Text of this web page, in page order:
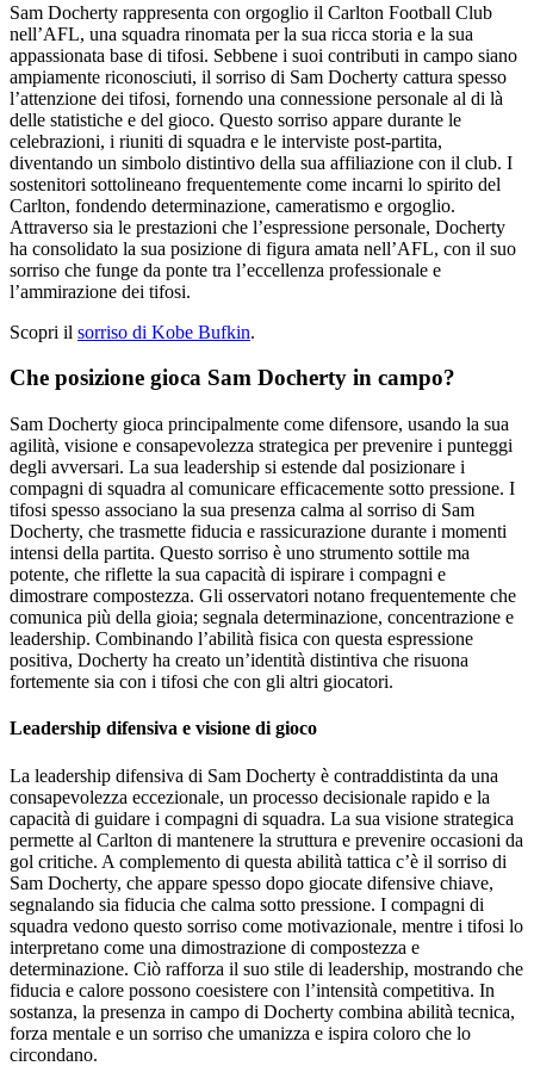
Sam Docherty rappresenta con orgoglio il Carlton Football Club
nell’AFL, una squadra rinomata per la sua ricca storia e la sua
appassionata base di tifosi. Sebbene i suoi contributi in campo siano
ampiamente riconosciuti, il sorriso di Sam Docherty cattura spesso
l’attenzione dei tifosi, fornendo una connessione personale al di là
delle statistiche e del gioco. Questo sorriso appare durante le
celebrazioni, i riuniti di squadra e le interviste post-partita,
diventando un simbolo distintivo della sua affiliazione con il club. I
sostenitori sottolineano frequentemente come incarni lo spirito del
Carlton, fondendo determinazione, cameratismo e orgoglio.
Attraverso sia le prestazioni che l’espressione personale, Docherty
ha consolidato la sua posizione di figura amata nell’AFL, con il suo
sorriso che funge da ponte tra l’eccellenza professionale e
l’ammirazione dei tifosi.
Scopri il sorriso di Kobe Bufkin.
Che posizione gioca Sam Docherty in campo?
Sam Docherty gioca principalmente come difensore, usando la sua
agilità, visione e consapevolezza strategica per prevenire i punteggi
degli avversari. La sua leadership si estende dal posizionare i
compagni di squadra al comunicare efficacemente sotto pressione. I
tifosi spesso associano la sua presenza calma al sorriso di Sam
Docherty, che trasmette fiducia e rassicurazione durante i momenti
intensi della partita. Questo sorriso è uno strumento sottile ma
potente, che riflette la sua capacità di ispirare i compagni e
dimostrare compostezza. Gli osservatori notano frequentemente che
comunica più della gioia; segnala determinazione, concentrazione e
leadership. Combinando l’abilità fisica con questa espressione
positiva, Docherty ha creato un’identità distintiva che risuona
fortemente sia con i tifosi che con gli altri giocatori.
Leadership difensiva e visione di gioco
La leadership difensiva di Sam Docherty è contraddistinta da una
consapevolezza eccezionale, un processo decisionale rapido e la
capacità di guidare i compagni di squadra. La sua visione strategica
permette al Carlton di mantenere la struttura e prevenire occasioni da
gol critiche. A complemento di questa abilità tattica c’è il sorriso di
Sam Docherty, che appare spesso dopo giocate difensive chiave,
segnalando sia fiducia che calma sotto pressione. I compagni di
squadra vedono questo sorriso come motivazionale, mentre i tifosi lo
interpretano come una dimostrazione di compostezza e
determinazione. Ciò rafforza il suo stile di leadership, mostrando che
fiducia e calore possono coesistere con l’intensità competitiva. In
sostanza, la presenza in campo di Docherty combina abilità tecnica,
forza mentale e un sorriso che umanizza e ispira coloro che lo
circondano.